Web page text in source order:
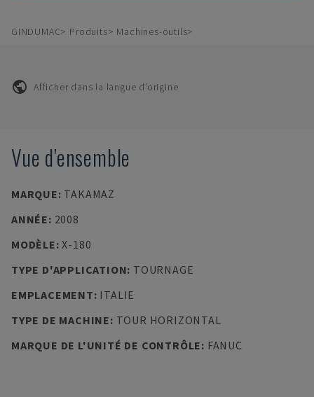
GINDUMAC Produits Machines-outils
Afficher dans la langue d'origine
Vue d'ensemble
MARQUE: TAKAMAZ
ANNÉE: 2008
MODÈLE:X-180
TYPE D'APPLICATION: TOURNAGE
EMPLACEMENT: ITALIE
TYPE DE MACHINE: TOUR HORIZONTAL
MARQUE DE L'UNITÉ DE CONTRÔLE: FANUC